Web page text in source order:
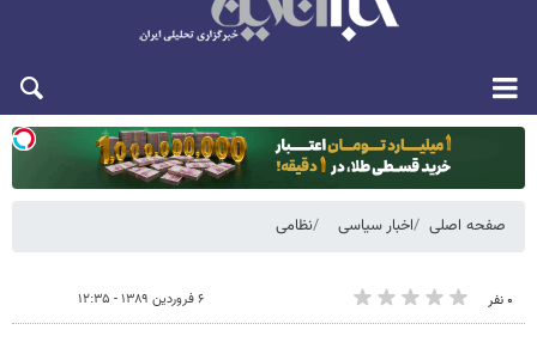
صفحه اصلی اخبار سیاسی نظامی
۰ نفر ۶ فروردین ۱۳۸۹ - ۱۲:۳۵